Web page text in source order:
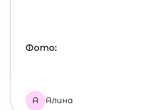
Фото:
А Алина